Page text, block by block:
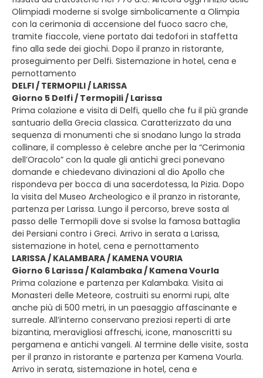
Olimpiadi moderne si svolge simbolicamente a Olimpia
con la cerimonia di accensione del fuoco sacro che,
tramite fiaccole, viene portato dai tedofori in staffetta
fino alla sede dei giochi. Dopo il pranzo in ristorante,
proseguimento per Delfi. Sistemazione in hotel, cena e
pernottamento
DELFI / TERMOPILI / LARISSA
Giorno 5 Delfi / Termopili / Larissa
Prima colazione e visita di Delfi, quello che fu il più grande
santuario della Grecia classica. Caratterizzato da una
sequenza di monumenti che si snodano lungo la strada
collinare, il complesso è celebre anche per la “Cerimonia
dell’Oracolo” con la quale gli antichi greci ponevano
domande e chiedevano divinazioni al dio Apollo che
rispondeva per bocca di una sacerdotessa, la Pizia. Dopo
la visita del Museo Archeologico e il pranzo in ristorante,
partenza per Larissa. Lungo il percorso, breve sosta al
passo delle Termopili dove si svolse la famosa battaglia
dei Persiani contro i Greci. Arrivo in serata a Larissa,
sistemazione in hotel, cena e pernottamento
LARISSA / KALAMBARA / KAMENA VOURIA
Giorno 6 Larissa / Kalambaka / Kamena Vourla
Prima colazione e partenza per Kalambaka. Visita ai
Monasteri delle Meteore, costruiti su enormi rupi, alte
anche più di 500 metri, in un paesaggio affascinante e
surreale. All’interno conservano preziosi reperti di arte
bizantina, meravigliosi affreschi, icone, manoscritti su
pergamena e antichi vangeli. Al termine delle visite, sosta
per il pranzo in ristorante e partenza per Kamena Vourla.
Arrivo in serata, sistemazione in hotel, cena e